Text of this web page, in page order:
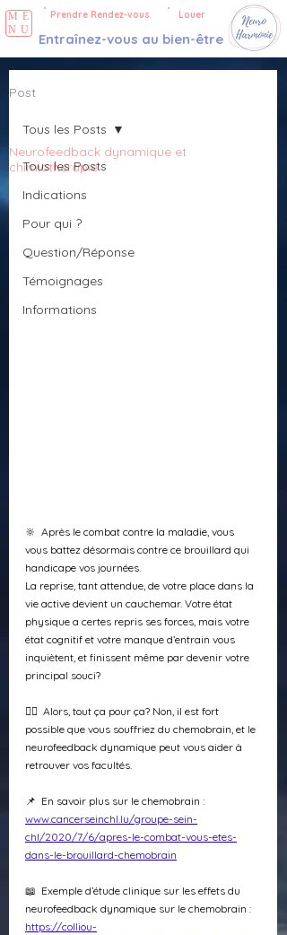
Prendre Rendez-vous
Entraînez-vous au bien-être
Louer
ME
NU
Post
Tous les Posts
Indications
Pour qui ?
Question/Réponse
Témoignages
Informations
Tous les Posts
Neurofeedback dynamique et
chimiothérapie
🔆  Après le combat contre la maladie, vous
vous battez désormais contre ce brouillard qui
handicape vos journées.
La reprise, tant attendue, de votre place dans la
vie active devient un cauchemar. Votre état
physique a certes repris ses forces, mais votre
état cognitif et votre manque d’entrain vous
inquiètent, et finissent même par devenir votre
principal souci?
🙅‍♂️  Alors, tout ça pour ça? Non, il est fort
possible que vous souffriez du chemobrain, et le
neurofeedback dynamique peut vous aider à
retrouver vos facultés.
📌  En savoir plus sur le chemobrain :
www.cancerseinchl.lu/groupe-sein-
chl/2020/7/6/apres-le-combat-vous-etes-
dans-le-brouillard-chemobrain
📖  Exemple d’étude clinique sur les effets du
neurofeedback dynamique sur le chemobrain :
https://colliou-